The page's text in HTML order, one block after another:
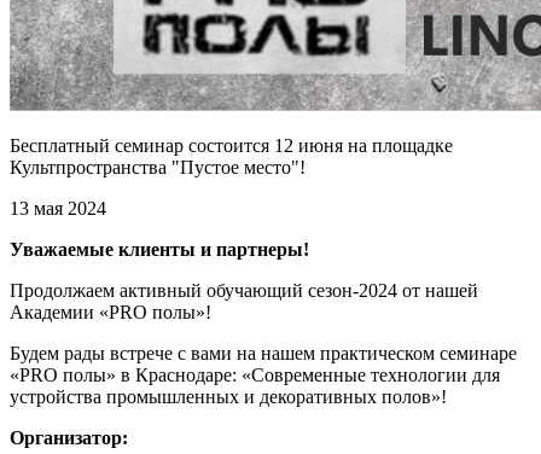
Бесплатный семинар состоится 12 июня на площадке
Культпространства "Пустое место"!
13 мая 2024
Уважаемые клиенты и партнеры!
Продолжаем активный обучающий сезон-2024 от нашей
Академии «PRO полы»!
Будем рады встрече с вами на нашем практическом семинаре
«PRO полы» в Краснодаре: «Современные технологии для
устройства промышленных и декоративных полов»!
Организатор: